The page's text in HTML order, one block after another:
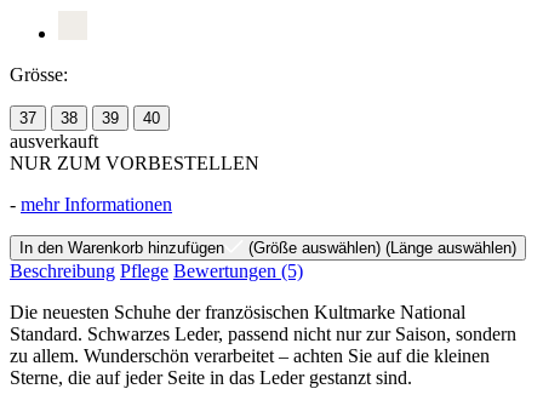
Grösse:
37 38 39 40
ausverkauft
NUR ZUM VORBESTELLEN
- mehr Informationen
In den Warenkorb hinzufügen (Größe auswählen) (Länge auswählen)
Beschreibung Pflege Bewertungen (5)
Die neuesten Schuhe der französischen Kultmarke National
Standard. Schwarzes Leder, passend nicht nur zur Saison, sondern
zu allem. Wunderschön verarbeitet – achten Sie auf die kleinen
Sterne, die auf jeder Seite in das Leder gestanzt sind.